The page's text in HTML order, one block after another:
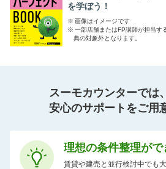
を学ぼう！
※ 画像はイメージです
※ 一部店舗またはFP講師が担当す
典の対象外となります。
スーモカウンターでは
安心のサポートをご用
理想の条件整理がで
賃貸や建売と並行検討中でも